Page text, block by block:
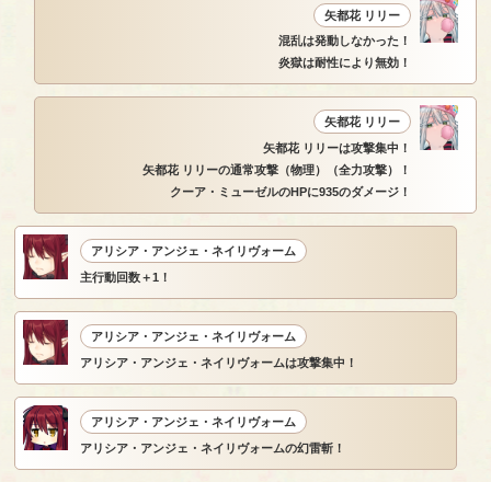
矢都花 リリー
混乱は発動しなかった！
炎獄は耐性により無効！
矢都花 リリー
矢都花 リリーは攻撃集中！
矢都花 リリーの通常攻撃（物理）（全力攻撃）！
クーア・ミューゼルのHPに935のダメージ！
アリシア・アンジェ・ネイリヴォーム
主行動回数＋1！
アリシア・アンジェ・ネイリヴォーム
アリシア・アンジェ・ネイリヴォームは攻撃集中！
アリシア・アンジェ・ネイリヴォーム
アリシア・アンジェ・ネイリヴォームの幻雷斬！